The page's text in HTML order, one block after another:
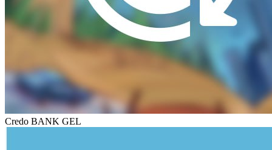
Credo BANK GEL